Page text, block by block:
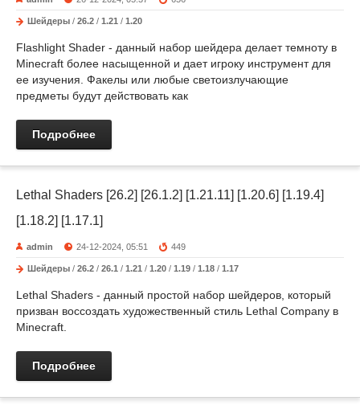
Шейдеры / 26.2 / 1.21 / 1.20
Flashlight Shader - данный набор шейдера делает темноту в
Minecraft более насыщенной и дает игроку инструмент для
ее изучения. Факелы или любые светоизлучающие
предметы будут действовать как
Подробнее
Lethal Shaders [26.2] [26.1.2] [1.21.11] [1.20.6] [1.19.4]
[1.18.2] [1.17.1]
admin 24-12-2024, 05:51 449
Шейдеры / 26.2 / 26.1 / 1.21 / 1.20 / 1.19 / 1.18 / 1.17
Lethal Shaders - данный простой набор шейдеров, который
призван воссоздать художественный стиль Lethal Company в
Minecraft.
Подробнее